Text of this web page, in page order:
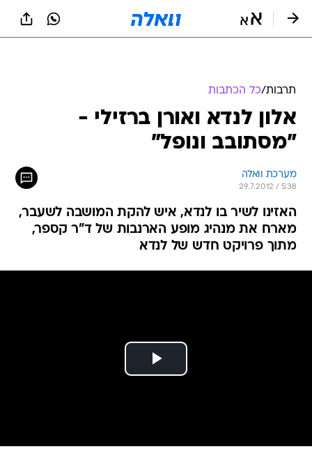
תרבות/כל הכתבות
אלון לנדא ואורן ברזילי -
"מסתובב ונופל"
מערכת וואלה
29.7.2012 / 5:38
האזינו לשיר בו לנדא, איש להקת המושבה לשעבר,
מארח את מנהיג מופע הארנבות של ד"ר קספר,
מתוך פרויקט חדש של לנדא